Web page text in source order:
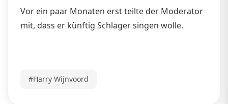
Vor ein paar Monaten erst teilte der Moderator
mit, dass er künftig Schlager singen wolle.
#Harry Wijnvoord